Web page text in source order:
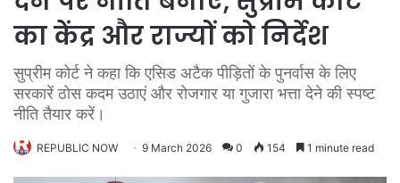
का केंद्र और राज्यों को निर्देश
सुप्रीम कोर्ट ने कहा कि एसिड अटैक पीड़ितों के पुनर्वास के लिए
सरकारें ठोस कदम उठाएं और रोजगार या गुजारा भत्ता देने की स्पष्ट
नीति तैयार करें।
REPUBLIC NOW 9 March 2026 0 154 1 minute read